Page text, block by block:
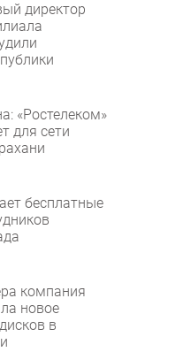
директор
«Ростелеком»
для сети
бесплатные
компания
новое
в